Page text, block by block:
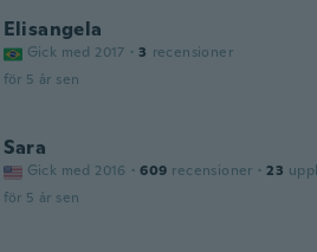
Elisangela
Gick med 2017 · 3 recensioner
för 5 år sen
Sara
Gick med 2016 · 609 recensioner · 23
för 5 år sen